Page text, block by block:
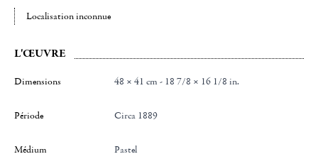
Localisation inconnue
L'ŒUVRE
Dimensions 48 × 41 cm - 18 7/8 × 16 1/8 in.
Période Circa 1889
Médium Pastel